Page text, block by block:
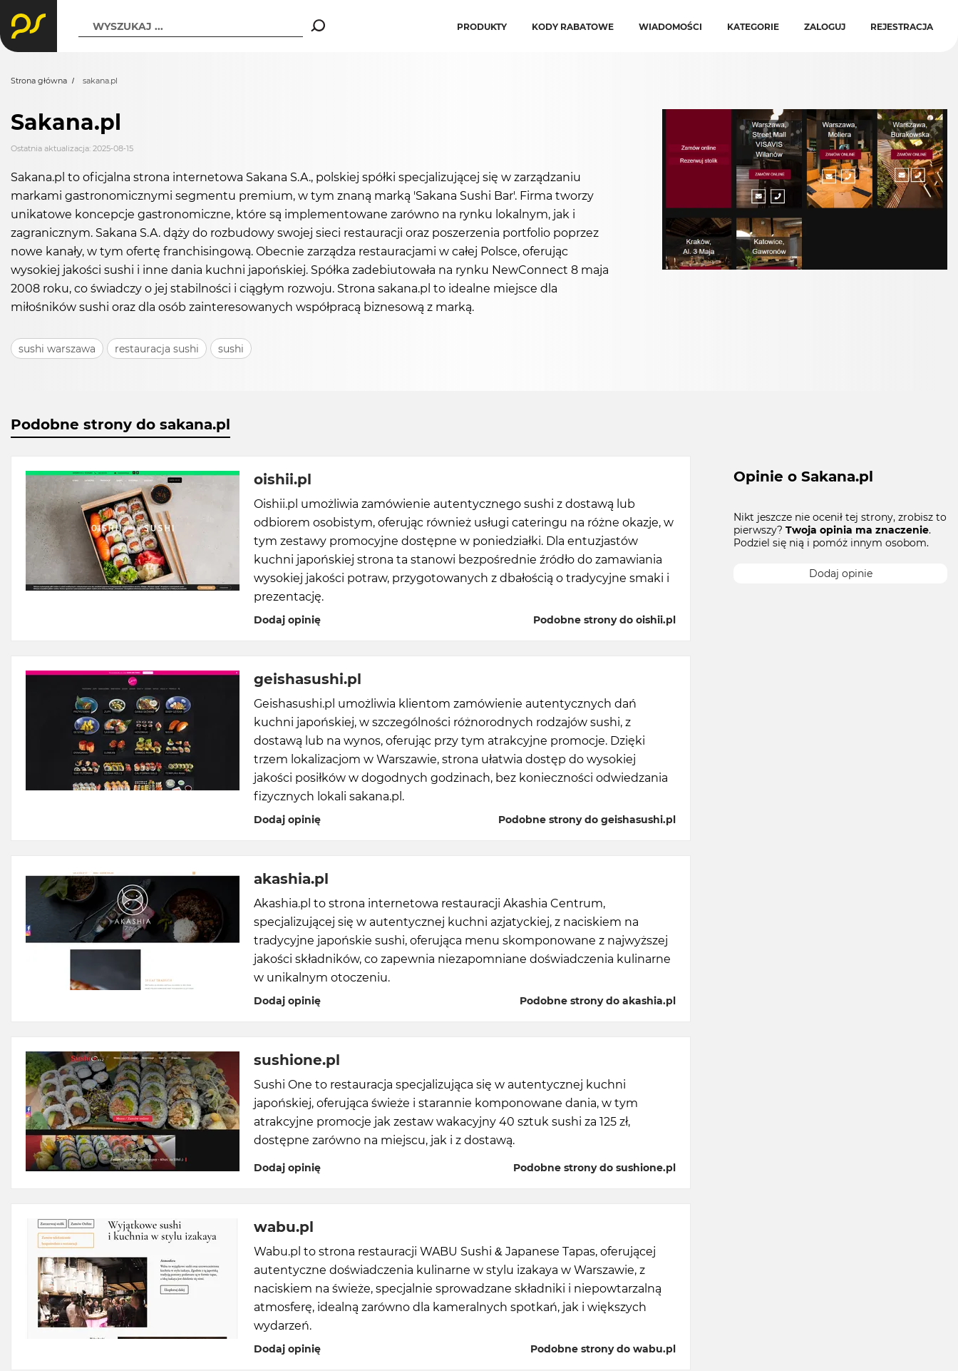
WYSZUKAJ ... PRODUKTY KODY RABATOWE WIADOMOŚCI KATEGORIE ZALOGUJ REJESTRACJA
Strona główna sakana.pl
Sakana.pl
Ostatnia aktualizacja: 2025-08-15
Sakana.pl to oficjalna strona internetowa Sakana S.A., polskiej spółki specjalizującej się w zarządzaniu
markami gastronomicznymi segmentu premium, w tym znaną marką 'Sakana Sushi Bar'. Firma tworzy
unikatowe koncepcje gastronomiczne, które są implementowane zarówno na rynku lokalnym, jak i
zagranicznym. Sakana S.A. dąży do rozbudowy swojej sieci restauracji oraz poszerzenia portfolio poprzez
nowe kanały, w tym ofertę franchisingową. Obecnie zarządza restauracjami w całej Polsce, oferując
wysokiej jakości sushi i inne dania kuchni japońskiej. Spółka zadebiutowała na rynku NewConnect 8 maja
2008 roku, co świadczy o jej stabilności i ciągłym rozwoju. Strona sakana.pl to idealne miejsce dla
miłośników sushi oraz dla osób zainteresowanych współpracą biznesową z marką.
sushi warszawa restauracja sushi sushi
Podobne strony do sakana.pl
oishii.pl
Oishii.pl umożliwia zamówienie autentycznego sushi z dostawą lub
odbiorem osobistym, oferując również usługi cateringu na różne okazje, w
tym zestawy promocyjne dostępne w poniedziałki. Dla entuzjastów
kuchni japońskiej strona ta stanowi bezpośrednie źródło do zamawiania
wysokiej jakości potraw, przygotowanych z dbałością o tradycyjne smaki i
prezentację.
Dodaj opinię Podobne strony do oishii.pl
geishasushi.pl
Geishasushi.pl umożliwia klientom zamówienie autentycznych dań
kuchni japońskiej, w szczególności różnorodnych rodzajów sushi, z
dostawą lub na wynos, oferując przy tym atrakcyjne promocje. Dzięki
trzem lokalizacjom w Warszawie, strona ułatwia dostęp do wysokiej
jakości posiłków w dogodnych godzinach, bez konieczności odwiedzania
fizycznych lokali sakana.pl.
Dodaj opinię Podobne strony do geishasushi.pl
akashia.pl
Akashia.pl to strona internetowa restauracji Akashia Centrum,
specjalizującej się w autentycznej kuchni azjatyckiej, z naciskiem na
tradycyjne japońskie sushi, oferująca menu skomponowane z najwyższej
jakości składników, co zapewnia niezapomniane doświadczenia kulinarne
w unikalnym otoczeniu.
Dodaj opinię Podobne strony do akashia.pl
sushione.pl
Sushi One to restauracja specjalizująca się w autentycznej kuchni
japońskiej, oferująca świeże i starannie komponowane dania, w tym
atrakcyjne promocje jak zestaw wakacyjny 40 sztuk sushi za 125 zł,
dostępne zarówno na miejscu, jak i z dostawą.
Dodaj opinię Podobne strony do sushione.pl
wabu.pl
Wabu.pl to strona restauracji WABU Sushi & Japanese Tapas, oferującej
autentyczne doświadczenia kulinarne w stylu izakaya w Warszawie, z
naciskiem na świeże, specjalnie sprowadzane składniki i niepowtarzalną
atmosferę, idealną zarówno dla kameralnych spotkań, jak i większych
wydarzeń.
Dodaj opinię Podobne strony do wabu.pl
Opinie o Sakana.pl
Nikt jeszcze nie ocenił tej strony, zrobisz to
pierwszy? Twoja opinia ma znaczenie.
Podziel się nią i pomóż innym osobom.
Dodaj opinie